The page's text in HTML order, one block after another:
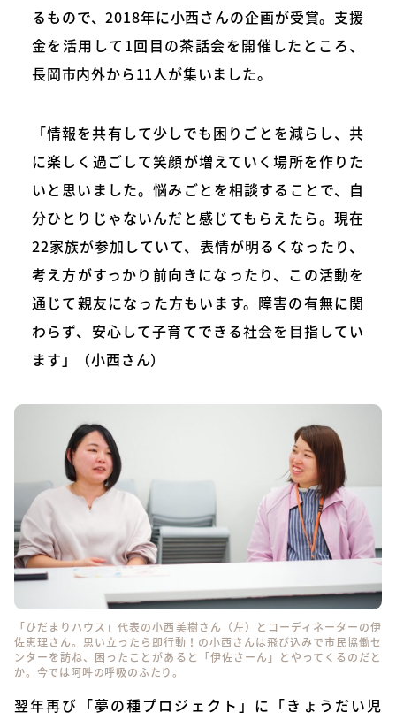
るもので、2018年に小西さんの企画が受賞。支援
金を活用して1回目の茶話会を開催したところ、
長岡市内外から11人が集いました。
「情報を共有して少しでも困りごとを減らし、共
に楽しく過ごして笑顔が増えていく場所を作りた
いと思いました。悩みごとを相談することで、自
分ひとりじゃないんだと感じてもらえたら。現在
22家族が参加していて、表情が明るくなったり、
考え方がすっかり前向きになったり、この活動を
通じて親友になった方もいます。障害の有無に関
わらず、安心して子育てできる社会を目指してい
ます」（小西さん）
「ひだまりハウス」代表の小西美樹さん（左）とコーディネーターの伊
佐恵理さん。思い立ったら即行動！の小西さんは飛び込みで市民協働セ
ンターを訪ね、困ったことがあると「伊佐さーん」とやってくるのだと
か。今では阿吽の呼吸のふたり。
翌年再び「夢の種プロジェクト」に「きょうだい児